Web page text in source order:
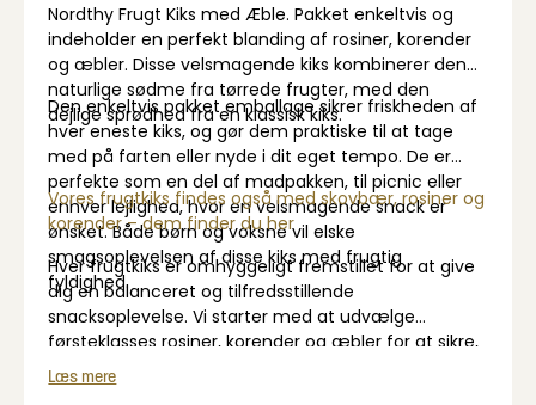
Nordthy Frugt Kiks med Æble. Pakket enkeltvis og
indeholder en perfekt blanding af rosiner, korender
og æbler. Disse velsmagende kiks kombinerer den
naturlige sødme fra tørrede frugter, med den
dejlige sprødhed fra en klassisk kiks.
Den enkeltvis pakket emballage sikrer friskheden af ​​
hver eneste kiks, og gør dem praktiske til at tage
med på farten eller nyde i dit eget tempo. De er
perfekte som en del af madpakken, til picnic eller
enhver lejlighed, hvor en velsmagende snack er
ønsket. Både børn og voksne vil elske
smagsoplevelsen af ​​disse kiks med frugtig
fyldighed.
Vores frugtkiks findes også med skovbær, rosiner og
korender – dem finder du her
Hver frugtkiks er omhyggeligt fremstillet for at give
dig en balanceret og tilfredsstillende
snacksoplevelse. Vi starter med at udvælge
førsteklasses rosiner, korender og æbler for at sikre,
at kun de bedste frugter kommer i vores kiks.
Sødmen fra rosinerne og korenderne
Læs mere